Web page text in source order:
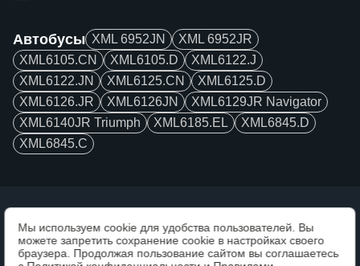
Автобусы XML 6952JN
XML 6952JR
XML6105.CN
XML6105.D
XML6122.J
XML6122.JN
XML6125.CN
XML6125.D
XML6126.JR
XML6126JN
XML6129JR Navigator
XML6140JR Triumph
XML6185.EL
XML6845.D
XML6845.С
ООО «Техцентры СОТРАНС»
Мы используем cookie для удобства пользователей. Вы
можете запретить сохранение cookie в настройках своего
браузера. Продолжая пользование сайтом вы соглашаетесь